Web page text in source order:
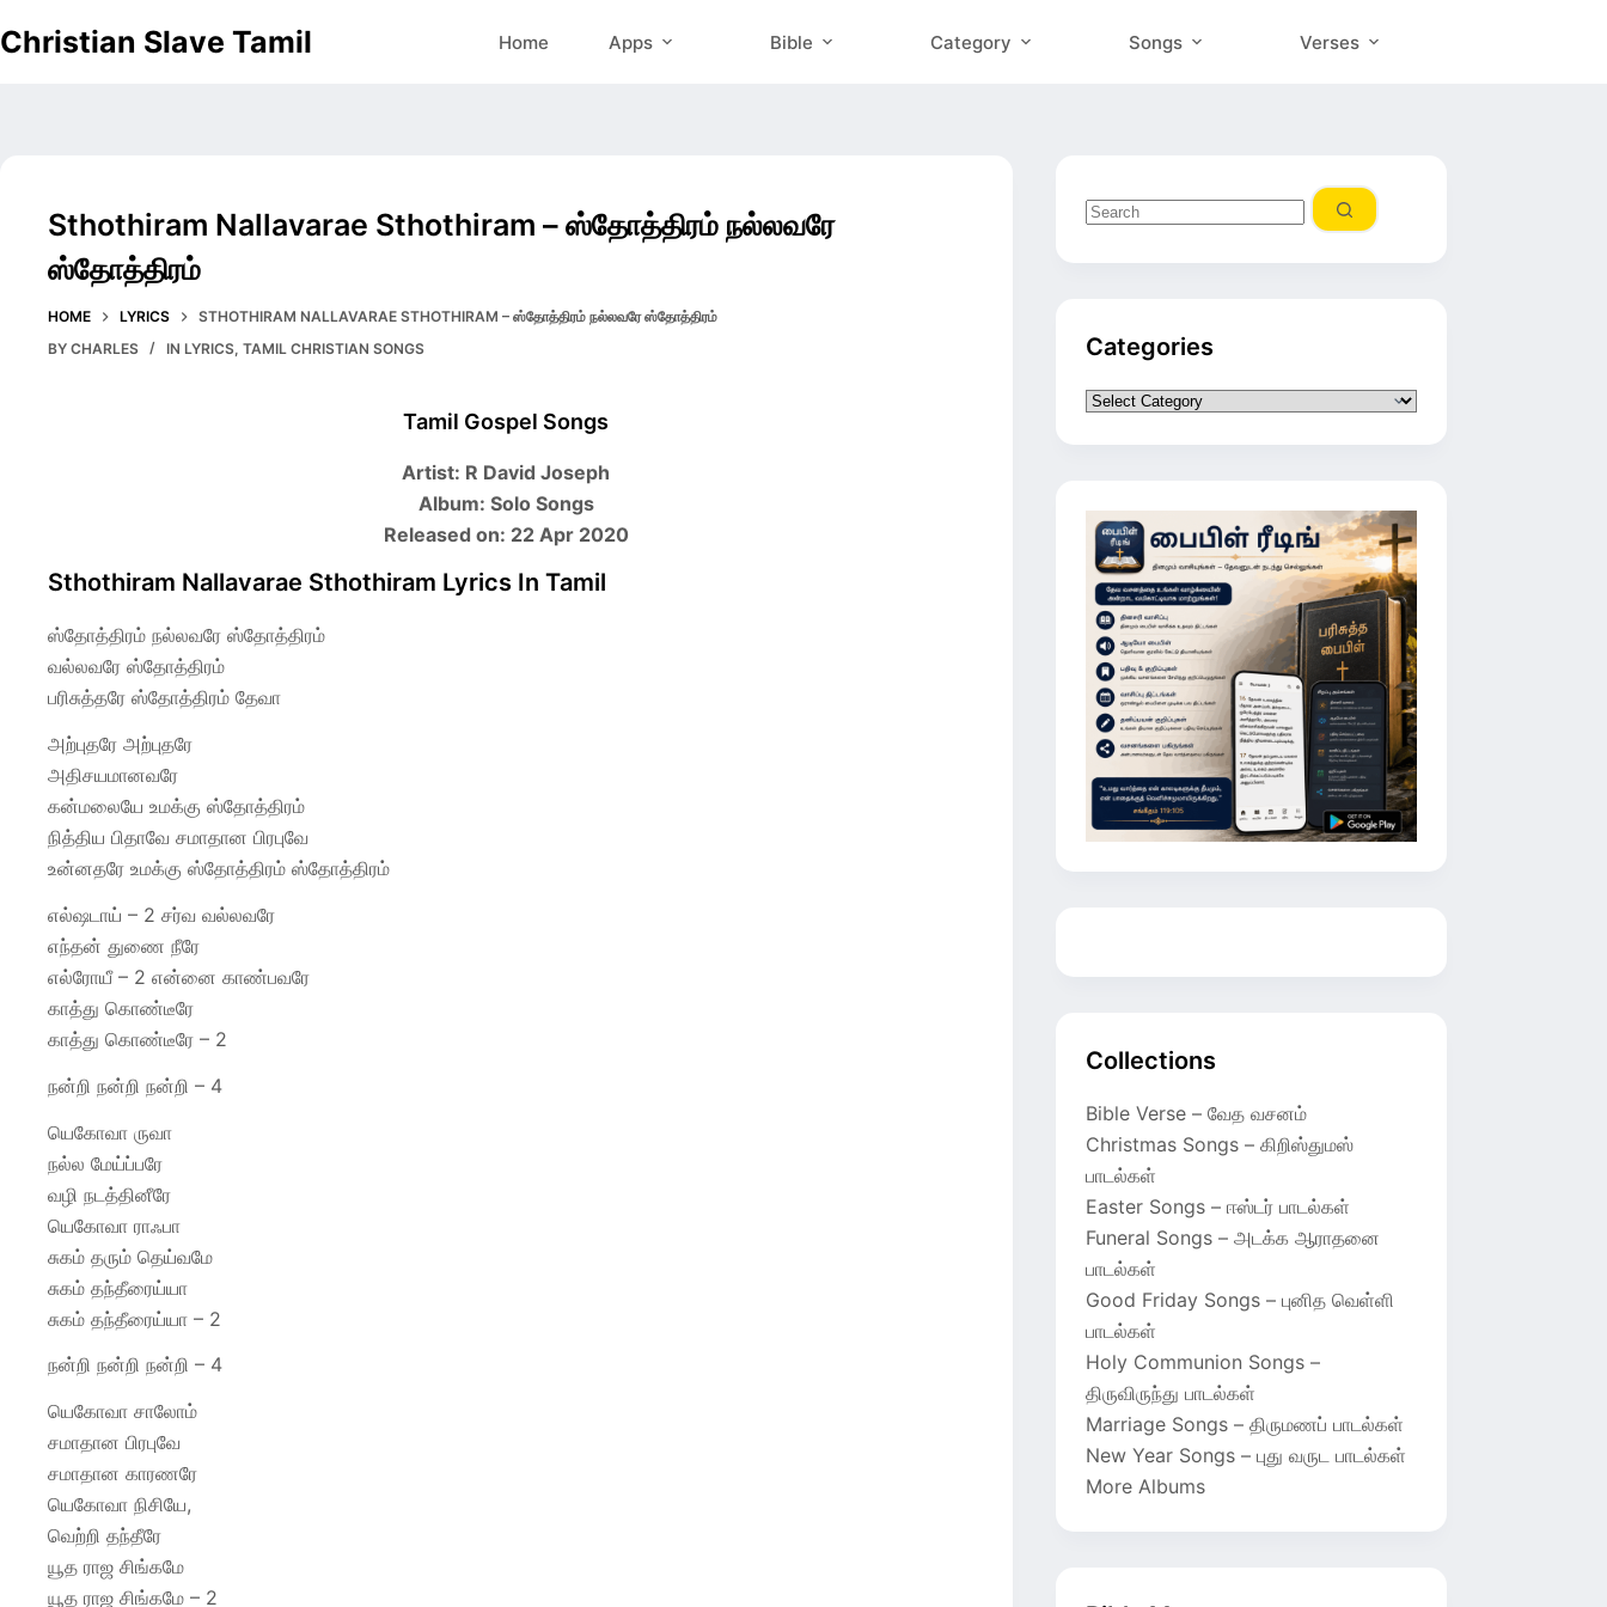
to
Christian Slave Tamil Home Apps Bible Category Songs Verses
Sthothiram Nallavarae Sthothiram – ஸ்தோத்திரம் நல்லவரே
ஸ்தோத்திரம்
HOME LYRICS
STHOTHIRAM NALLAVARAE STHOTHIRAM – ஸ்தோத்திரம் நல்லவரே ஸ்தோத்திரம்
BY CHARLES IN LYRICS,TAMIL CHRISTIAN SONGS
Tamil Gospel Songs
Artist: R David Joseph
Album: Solo Songs
Released on: 22 Apr 2020
Sthothiram Nallavarae Sthothiram Lyrics In Tamil
ஸ்தோத்திரம் நல்லவரே ஸ்தோத்திரம்
வல்லவரே ஸ்தோத்திரம்
பரிசுத்தரே ஸ்தோத்திரம் தேவா
அற்புதரே அற்புதரே
அதிசயமானவரே
கன்மலையே உமக்கு ஸ்தோத்திரம்
நித்திய பிதாவே சமாதான பிரபுவே
உன்னதரே உமக்கு ஸ்தோத்திரம் ஸ்தோத்திரம்
எல்ஷடாய் – 2 சர்வ வல்லவரே
எந்தன் துணை நீரே
எல்ரோயீ – 2 என்னை காண்பவரே
காத்து கொண்டீரே
காத்து கொண்டீரே – 2
நன்றி நன்றி நன்றி – 4
யெகோவா ருவா
நல்ல மேய்ப்பரே
வழி நடத்தினீரே
யெகோவா ராஃபா
சுகம் தரும் தெய்வமே
சுகம் தந்தீரைய்யா
சுகம் தந்தீரைய்யா – 2
நன்றி நன்றி நன்றி – 4
யெகோவா சாலோம்
சமாதான பிரபுவே
சமாதான காரணரே
யெகோவா நிசியே,
வெற்றி தந்தீரே
யூத ராஜ சிங்கமே
யூத ராஜ சிங்கமே – 2
No
results
Categories
Categories
Collections
Bible Verse – வேத வசனம்
Christmas Songs – கிறிஸ்துமஸ்
பாடல்கள்
Easter Songs – ஈஸ்டர் பாடல்கள்
Funeral Songs – அடக்க ஆராதனை
பாடல்கள்
Good Friday Songs – புனித வெள்ளி
பாடல்கள்
Holy Communion Songs –
திருவிருந்து பாடல்கள்
Marriage Songs – திருமணப் பாடல்கள்
New Year Songs – புது வருட பாடல்கள்
More Albums